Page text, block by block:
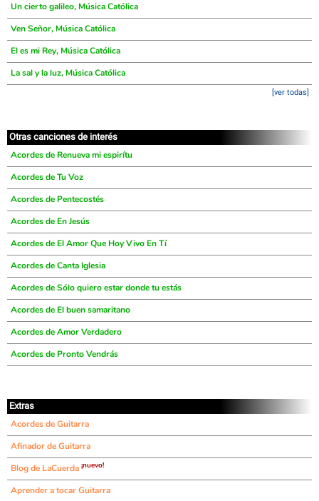
Un cierto galileo, Música Católica
Ven Señor, Música Católica
El es mi Rey, Música Católica
La sal y la luz, Música Católica
[ver todas]
Otras canciones de interés
Acordes de Renueva mi espirítu
Acordes de Tu Voz
Acordes de Pentecostés
Acordes de En Jesús
Acordes de El Amor Que Hoy Vivo En Tí
Acordes de Canta Iglesia
Acordes de Sólo quiero estar donde tu estás
Acordes de El buen samaritano
Acordes de Amor Verdadero
Acordes de Pronto Vendrás
Extras
Acordes de Guitarra
Afinador de Guitarra
Blog de LaCuerda ¡nuevo!
Aprender a tocar Guitarra